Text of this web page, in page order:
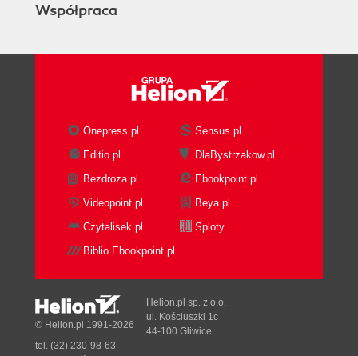
Współpraca
Onepress.pl
Sensus.pl
Editio.pl
DlaBystrzakow.pl
Bezdroza.pl
Ebookpoint.pl
Videopoint.pl
Beya.pl
Czytalisek.pl
Sploty
Biblio.Ebookpoint.pl
© Helion.pl 1991-2026
Helion.pl sp. z o.o.
ul. Kościuszki 1c
44-100 Gliwice
tel. (32) 230-98-63